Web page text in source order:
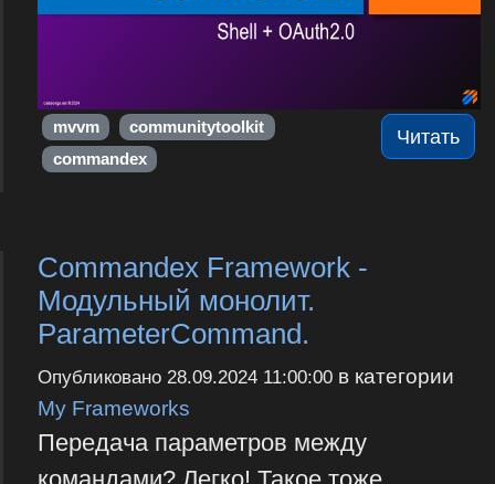
Читать
mvvm
communitytoolkit
commandex
Commandex Framework -
Модульный монолит.
ParameterCommand.
Опубликовано 28.09.2024 11:00:00в категории
My Frameworks
Передача параметров между